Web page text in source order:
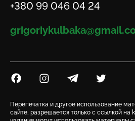
Телефон
+380 99 046 04 24
Email
Посилання на Facebook
Посилання на Instagram
Посилання на Telegram
Посилання
Перепечатка и другое использование
сайте, разрешается только с ссылкой на